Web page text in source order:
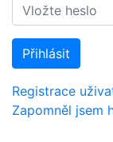
Přihlásit
Registrace
Zapomněl jsem